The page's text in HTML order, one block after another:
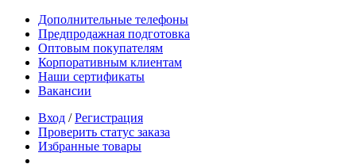
Дополнительные телефоны
Предпродажная подготовка
Оптовым покупателям
Корпоративным клиентам
Наши сертификаты
Вакансии
Вход /Регистрация
Проверить статус заказа
Избранные товары